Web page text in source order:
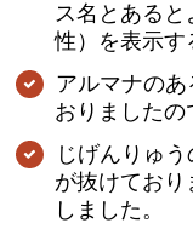
ス名とある
性）を表示す
アルマナの
おりましたの
じげんりゅ
が抜けてお
しました。